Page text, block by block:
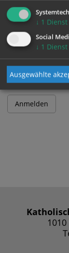
Benutzername
Passwort
↓ 1 Dienst
Social
↓ 1 Dienst
Ausgewählte